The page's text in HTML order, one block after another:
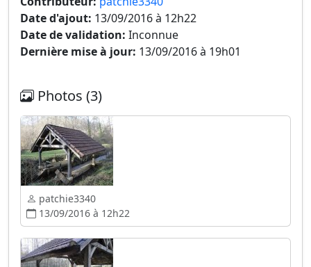
Date d'ajout: 13/09/2016 à 12h22
Date de validation: Inconnue
Dernière mise à jour: 13/09/2016 à 19h01
Photos (3)
patchie3340
13/09/2016 à 12h22